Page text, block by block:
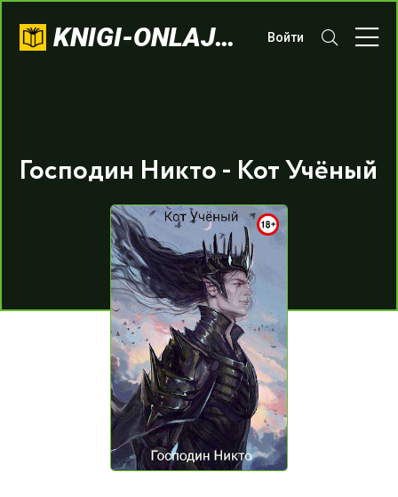
KNIGI-ONLAJN.COM Войти
Господин Никто - Кот Учёный